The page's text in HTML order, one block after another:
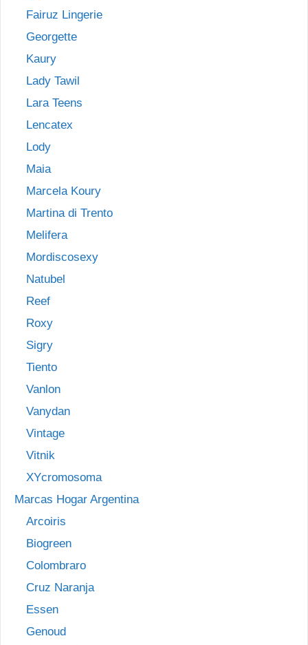
Fairuz Lingerie
Georgette
Kaury
Lady Tawil
Lara Teens
Lencatex
Lody
Maia
Marcela Koury
Martina di Trento
Melifera
Mordiscosexy
Natubel
Reef
Roxy
Sigry
Tiento
Vanlon
Vanydan
Vintage
Vitnik
XYcromosoma
Marcas Hogar Argentina
Arcoiris
Biogreen
Colombraro
Cruz Naranja
Essen
Genoud